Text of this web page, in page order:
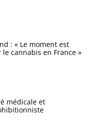
: « Le moment est
cannabis en France »
médicale et